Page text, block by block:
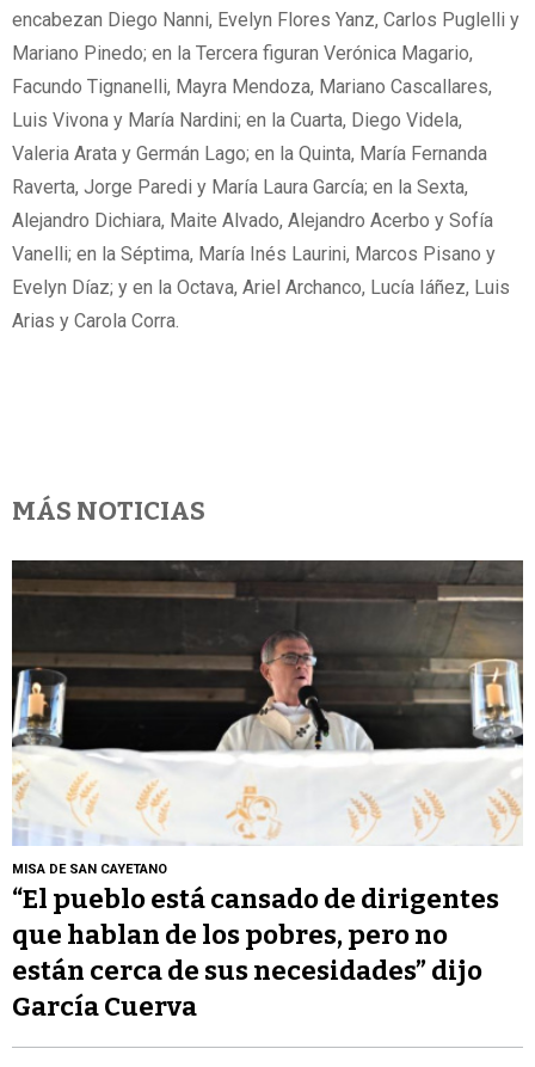
encabezan Diego Nanni, Evelyn Flores Yanz, Carlos Puglelli y
Mariano Pinedo; en la Tercera figuran Verónica Magario,
Facundo Tignanelli, Mayra Mendoza, Mariano Cascallares,
Luis Vivona y María Nardini; en la Cuarta, Diego Videla,
Valeria Arata y Germán Lago; en la Quinta, María Fernanda
Raverta, Jorge Paredi y María Laura García; en la Sexta,
Alejandro Dichiara, Maite Alvado, Alejandro Acerbo y Sofía
Vanelli; en la Séptima, María Inés Laurini, Marcos Pisano y
Evelyn Díaz; y en la Octava, Ariel Archanco, Lucía Iáñez, Luis
Arias y Carola Corra.
MÁS NOTICIAS
MISA DE SAN CAYETANO
“El pueblo está cansado de dirigentes
que hablan de los pobres, pero no
están cerca de sus necesidades” dijo
García Cuerva